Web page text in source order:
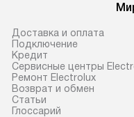
Доставка и оплата
Подключение
Кредит
Сервисные центры
Ремонт Electrolux
Возврат и обмен
Cтатьи
Глоссарий